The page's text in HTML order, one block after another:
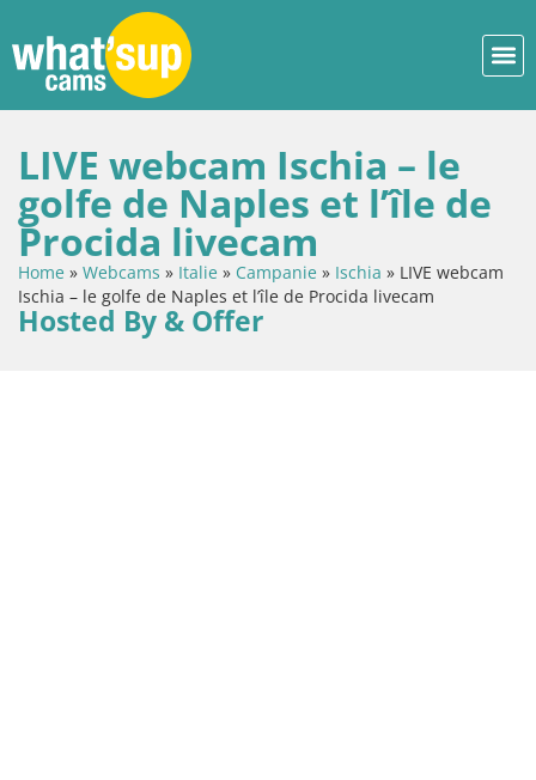
LIVE webcam Ischia – le
golfe de Naples et l’île de
Procida livecam
Home » Webcams » Italie » Campanie » Ischia » LIVE webcam
Ischia – le golfe de Naples et l’île de Procida livecam
Hosted By & Offer